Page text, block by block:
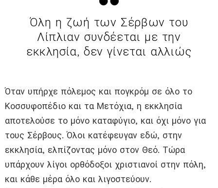
Όλη η ζωή των Σέρβων του
Λίπλιαν συνδέεται με την
εκκλησία, δεν γίνεται αλλιώς
Όταν υπήρχε πόλεμος και πογκρόμ σε όλο το
Κοσσυφοπέδιο και τα Μετόχια, η εκκλησία
αποτελούσε το μόνο καταφύγιο, και όχι μόνο για
τους Σέρβους. Όλοι κατέφευγαν εδώ, στην
εκκλησία, ελπίζοντας μόνο στον Θεό. Τώρα
υπάρχουν λίγοι ορθόδοξοι χριστιανοί στην πόλη,
και κάθε μέρα όλο και λιγοστεύουν.